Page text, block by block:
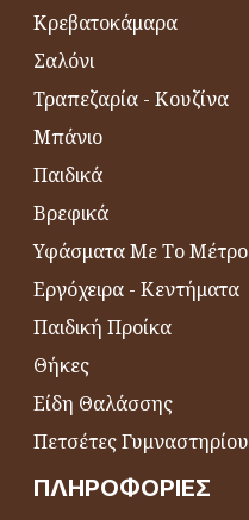
Κρεβατοκάμαρα
Σαλόνι
Τραπεζαρία - Κουζίνα
Μπάνιο
Παιδικά
Βρεφικά
Υφάσματα Με Το Μέτρο
Εργόχειρα - Κεντήματα
Παιδική Προίκα
Θήκες
Είδη Θαλάσσης
Πετσέτες Γυμναστηρίου
ΠΛΗΡΟΦΟΡΊΕΣ